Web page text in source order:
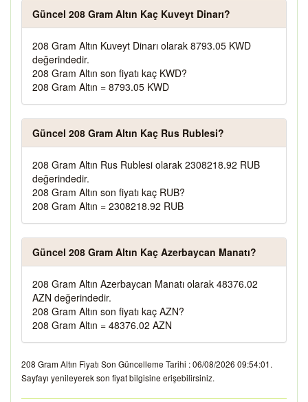
Güncel 208 Gram Altın Kaç Kuveyt Dinarı?
208 Gram Altın Kuveyt Dinarı olarak 8793.05 KWD
değerindedir.
208 Gram Altın son fiyatı kaç KWD?
208 Gram Altın = 8793.05 KWD
Güncel 208 Gram Altın Kaç Rus Rublesi?
208 Gram Altın Rus Rublesi olarak 2308218.92 RUB
değerindedir.
208 Gram Altın son fiyatı kaç RUB?
208 Gram Altın = 2308218.92 RUB
Güncel 208 Gram Altın Kaç Azerbaycan Manatı?
208 Gram Altın Azerbaycan Manatı olarak 48376.02
AZN değerindedir.
208 Gram Altın son fiyatı kaç AZN?
208 Gram Altın = 48376.02 AZN
208 Gram Altın Fiyatı Son Güncelleme Tarihi : 06/08/2026 09:54:01.
Sayfayı yenileyerek son fiyat bilgisine erişebilirsiniz.